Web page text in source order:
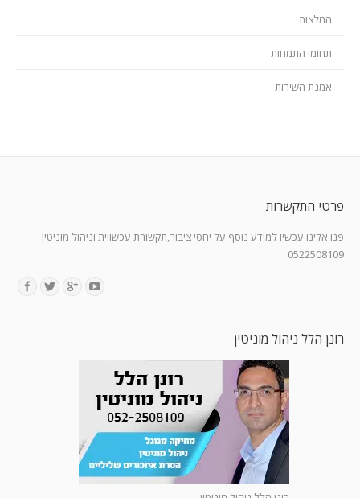
המלצות
תחומי התמחות
אמנת השירות
פרטי התקשרות
פנו אלינו עכשיו למידע נוסף על יחסי ציבור,תקשורת עכשווית וניהול מוניטין
0522508109
רונן הלל ניהול מוניטין